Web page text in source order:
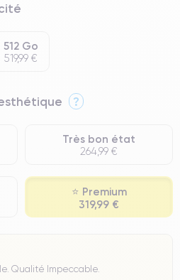
512 Go
519,99 €
?
Très bon état
264,99 €
⭐ Premium
319,99 €
Qualité Impeccable.